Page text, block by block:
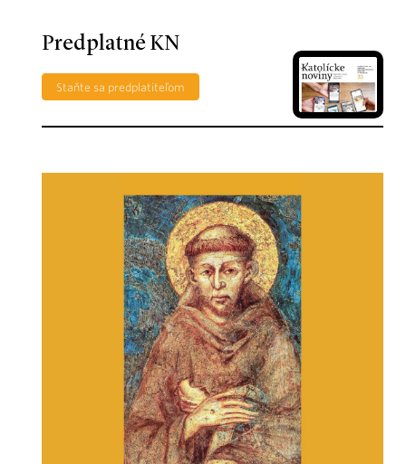
Predplatné KN
Staňte sa predplatiteľom